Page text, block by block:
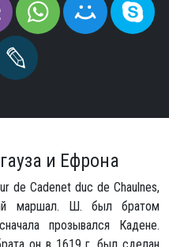
и Ефрона
de Cadenet duc de Chaulnes,
маршал. Ш. был братом
прозывался Кадене.